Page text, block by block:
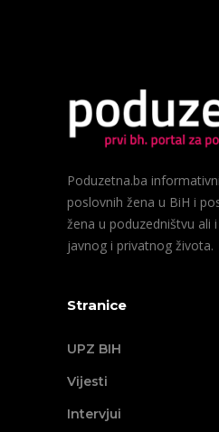
Poduzetna.ba
poslovnih žena u BiH i
žena u poduzedništvu ali
javnog i privatnog života.
Stranice
UPZ BIH
Vijesti
Intervjui